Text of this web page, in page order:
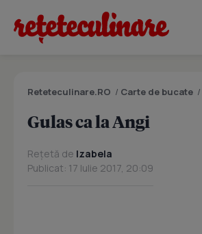
Reteteculinare.RO / Carte de bucate /
Gulas ca la Angi
Rețetă de Izabela
Publicat: 17 Iulie 2017, 20:09